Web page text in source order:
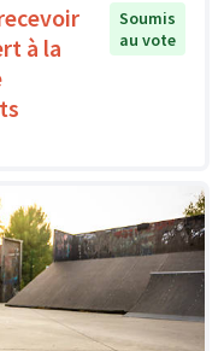
à la
Soumis
au vote